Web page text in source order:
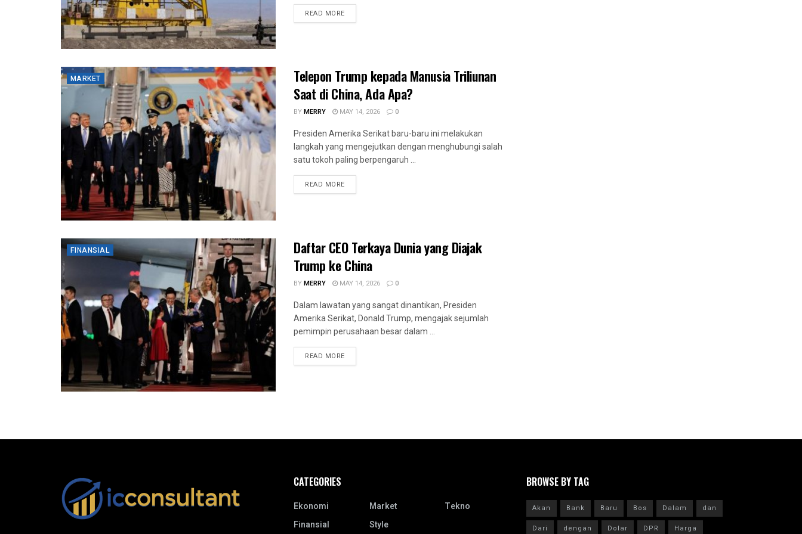
READ MORE
MARKET
Telepon Trump kepada Manusia Triliunan
Saat di China, Ada Apa?
BYMERRY MAY 14, 2026 0
Presiden Amerika Serikat baru-baru ini melakukan
langkah yang mengejutkan dengan menghubungi salah
satu tokoh paling berpengaruh ...
READ MORE
FINANSIAL
Daftar CEO Terkaya Dunia yang Diajak
Trump ke China
BYMERRY MAY 14, 2026 0
Dalam lawatan yang sangat dinantikan, Presiden
Amerika Serikat, Donald Trump, mengajak sejumlah
pemimpin perusahaan besar dalam ...
READ MORE
CATEGORIES
Ekonomi
Finansial
Market
Style
Tekno
BROWSE BY TAG
Akan Bank Baru Bos Dalam
dan
Dari
dengan Dolar DPR Harga